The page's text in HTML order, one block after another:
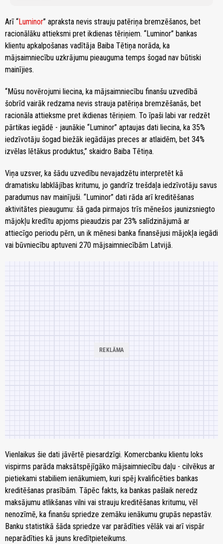
Arī “Luminor” apraksta nevis strauju patēriņa bremzēšanos, bet
racionālāku attieksmi pret ikdienas tēriņiem. “Luminor” bankas
klientu apkalpošanas vadītāja Baiba Tētiņa norāda, ka
mājsaimniecību uzkrājumu pieauguma temps šogad nav būtiski
mainījies.
“Mūsu novērojumi liecina, ka mājsaimniecību finanšu uzvedībā
šobrīd vairāk redzama nevis strauja patēriņa bremzēšanās, bet
racionāla attieksme pret ikdienas tēriņiem. To īpaši labi var redzēt
pārtikas iegādē - jaunākie “Luminor” aptaujas dati liecina, ka 35%
iedzīvotāju šogad biežāk iegādājas preces ar atlaidēm, bet 34%
izvēlas lētākus produktus,” skaidro Baiba Tētiņa.
Viņa uzsver, ka šādu uzvedību nevajadzētu interpretēt kā
dramatisku labklājības kritumu, jo gandrīz trešdaļa iedzīvotāju savus
paradumus nav mainījuši. “Luminor” dati rāda arī kreditēšanas
aktivitātes pieaugumu: šā gada pirmajos trīs mēnešos jaunizsniegto
mājokļu kredītu apjoms pieaudzis par 23% salīdzinājumā ar
attiecīgo periodu pērn, un ik mēnesi banka finansējusi mājokļa iegādi
vai būvniecību aptuveni 270 mājsaimniecībām Latvijā.
Vienlaikus šie dati jāvērtē piesardzīgi. Komercbanku klientu loks
vispirms parāda maksātspējīgāko mājsaimniecību daļu - cilvēkus ar
pietiekami stabiliem ienākumiem, kuri spēj kvalificēties bankas
kreditēšanas prasībām. Tāpēc fakts, ka bankas pašlaik neredz
maksājumu atlikšanas vilni vai strauju kreditēšanas kritumu, vēl
nenozīmē, ka finanšu spriedze zemāku ienākumu grupās nepastāv.
Banku statistikā šāda spriedze var parādīties vēlāk vai arī vispār
neparādīties kā jauns kredītpieteikums.